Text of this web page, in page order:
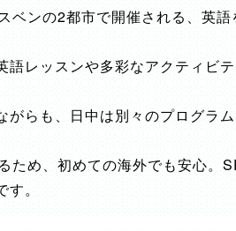
ンの2都市で開催される、英
レッスンや多彩なアクティビ
らも、日中は別々のプログラ
め、初めての海外でも安心。
。